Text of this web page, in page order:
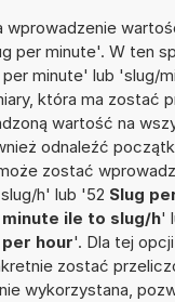
wprowadzenie
per minute'. W ten
per minute' lub 'slug/
która ma zostać
wartość na
odnaleźć
zostać
h' lub '52 Slug
ile to slug/h'
hour'. Dla tej
zostać
wykorzystana,